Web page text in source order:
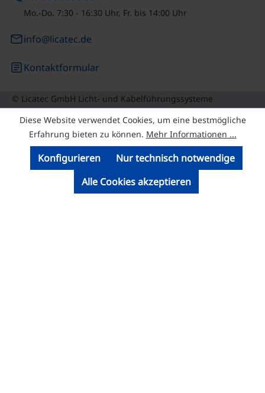
Mo.-Do. 7:30 - 16:30 Uhr, Fr. bis 14:00 Uhr
emailinfo@licatec.de
articleKontaktformular
© Licatec GmbH Licht- und Kabelführungssysteme
Diese Website verwendet Cookies, um eine bestmögliche
Erfahrung bieten zu können. Mehr Informationen ...
Nur technisch notwendige
Konfigurieren
Alle Cookies akzeptieren